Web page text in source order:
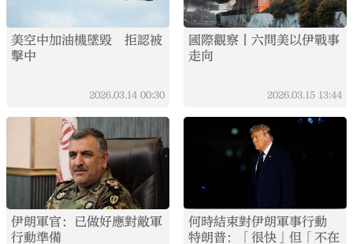
美空中加油機墜毀 拒認被
擊中
2026.03.14 00:30
國際觀察丨六問美以伊戰事
走向
2026.03.15 13:44
伊朗軍官：已做好應對敵軍
行動準備
何時結束對伊朗軍事行動
特朗普：「很快」但「不在